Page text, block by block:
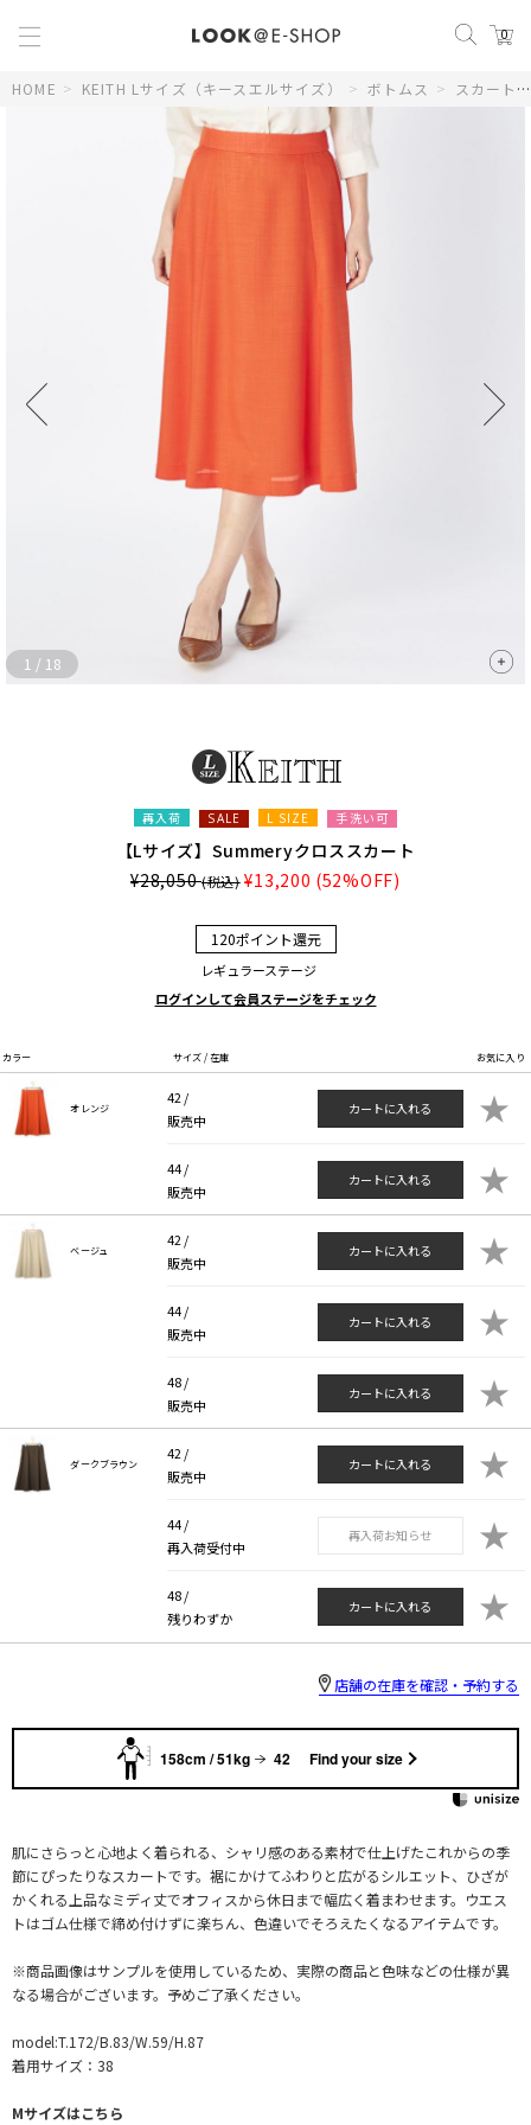
0
HOME > KEITH Lサイズ（キースエルサイズ） > ボトムス > スカート
1 / 18
再入荷 SALE L SIZE 手洗い可
【Lサイズ】Summeryクロススカート
¥28,050(税込) ¥13,200 (52%OFF)
120ポイント還元
レギュラーステージ
ログインして会員ステージをチェック
カラー サイズ / 在庫 お気に入り
オレンジ
42 /
販売中
カートに入れる ★
44 /
販売中
カートに入れる ★
ベージュ
42 /
販売中
カートに入れる ★
44 /
販売中
カートに入れる ★
48 /
販売中
カートに入れる ★
ダークブラウン
42 /
販売中
カートに入れる ★
44 /
再入荷受付中
再入荷お知らせ ★
48 /
残りわずか
カートに入れる ★
店舗の在庫を確認・予約する
158cm / 51kg 42 Find your size
肌にさらっと心地よく着られる、シャリ感のある素材で仕上げたこれからの季
節にぴったりなスカートです。裾にかけてふわりと広がるシルエット、ひざが
かくれる上品なミディ丈でオフィスから休日まで幅広く着まわせます。ウエス
トはゴム仕様で締め付けずに楽ちん、色違いでそろえたくなるアイテムです。
※商品画像はサンプルを使用しているため、実際の商品と色味などの仕様が異
なる場合がございます。予めご了承ください。
model:T.172/B.83/W.59/H.87
着用サイズ：38
Mサイズはこちら